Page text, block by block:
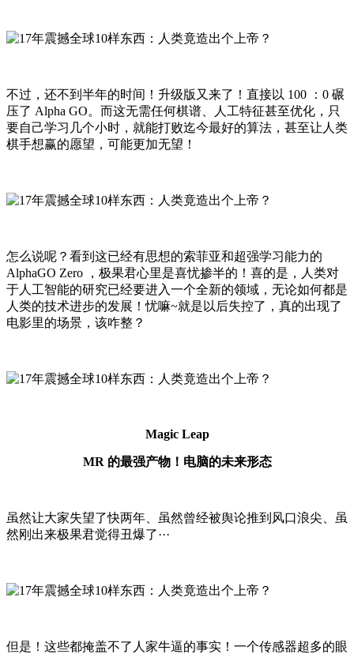
不过，还不到半年的时间！升级版又来了！直接以 100 ：0 碾
压了 Alpha GO。而这无需任何棋谱、人工特征甚至优化，只
要自己学习几个小时，就能打败迄今最好的算法，甚至让人类
棋手想赢的愿望，可能更加无望！
怎么说呢？看到这已经有思想的索菲亚和超强学习能力的
AlphaGO Zero ，极果君心里是喜忧掺半的！喜的是，人类对
于人工智能的研究已经要进入一个全新的领域，无论如何都是
人类的技术进步的发展！忧嘛~就是以后失控了，真的出现了
电影里的场景，该咋整？
Magic Leap
MR 的最强产物！电脑的未来形态
虽然让大家失望了快两年、虽然曾经被舆论推到风口浪尖、虽
然刚出来极果君觉得丑爆了···
但是！这些都掩盖不了人家牛逼的事实！一个传感器超多的眼